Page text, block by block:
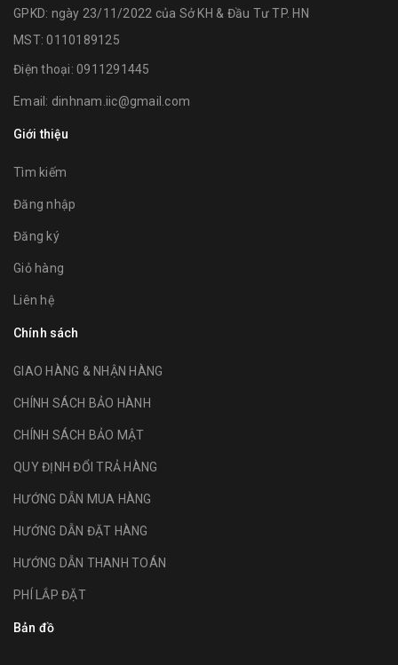
GPKD: ngày 23/11/2022 của Sở KH & Đầu Tư TP. HN
MST: 0110189125
Điện thoại: 0911291445
Email: dinhnam.iic@gmail.com
Giới thiệu
Tìm kiếm
Đăng nhập
Đăng ký
Giỏ hàng
Liên hệ
Chính sách
GIAO HÀNG & NHẬN HÀNG
CHÍNH SÁCH BẢO HÀNH
CHÍNH SÁCH BẢO MẬT
QUY ĐỊNH ĐỔI TRẢ HÀNG
HƯỚNG DẪN MUA HÀNG
HƯỚNG DẪN ĐẶT HÀNG
HƯỚNG DẪN THANH TOÁN
PHÍ LẮP ĐẶT
Bản đồ